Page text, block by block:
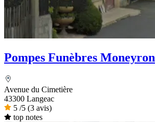
Pompes Funèbres Moneyron
Avenue du Cimetière
43300 Langeac
5 /5 (3 avis)
top notes